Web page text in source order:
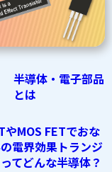
半導体・電子部品
とは
やMOS FETでおな
電界効果トランジ
てどんな半導体？